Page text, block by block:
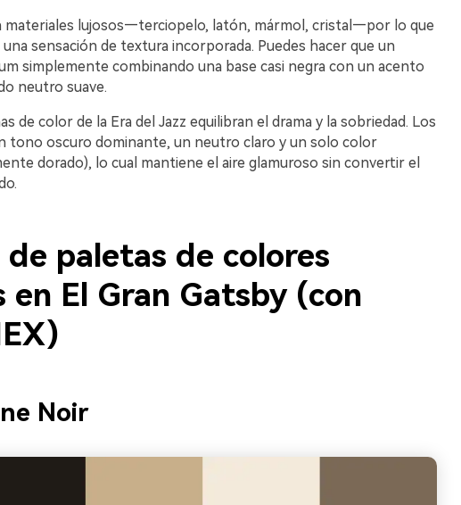
materiales lujosos—terciopelo, latón, mármol, cristal—por lo que
sensación de textura incorporada. Puedes hacer que un
simplemente combinando una base casi negra con un acento
neutro suave.
de color de la Era del Jazz equilibran el drama y la sobriedad. Los
tono oscuro dominante, un neutro claro y un solo color
dorado), lo cual mantiene el aire glamuroso sin convertir el
paletas de colores
en El Gran Gatsby (con
Noir